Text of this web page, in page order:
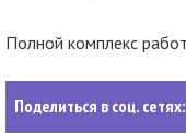
Полной комплекс
Поделиться в соц. сетях: